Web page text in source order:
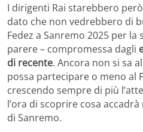
I dirigenti Rai starebbero
dato che non vedrebbero di
Fedez a Sanremo 2025 per la
parere – compromessa dagli
di recente. Ancora non si sa
possa partecipare o meno al
crescendo sempre di più
l’ora di scoprire cosa
di Sanremo.